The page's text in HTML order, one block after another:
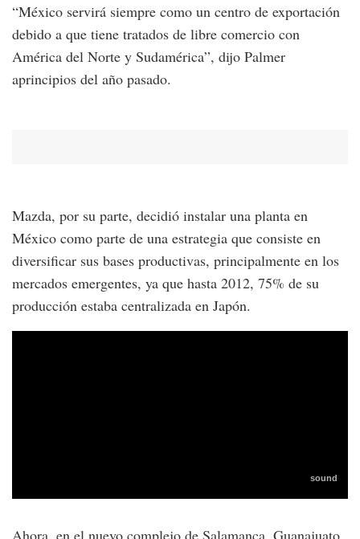
“México servirá siempre como un centro de exportación
debido a que tiene tratados de libre comercio con
América del Norte y Sudamérica”, dijo Palmer
aprincipios del año pasado.
Mazda, por su parte, decidió instalar una planta en
México como parte de una estrategia que consiste en
diversificar sus bases productivas, principalmente en los
mercados emergentes, ya que hasta 2012, 75% de su
producción estaba centralizada en Japón.
Ahora, en el nuevo complejo de Salamanca, Guanajuato,